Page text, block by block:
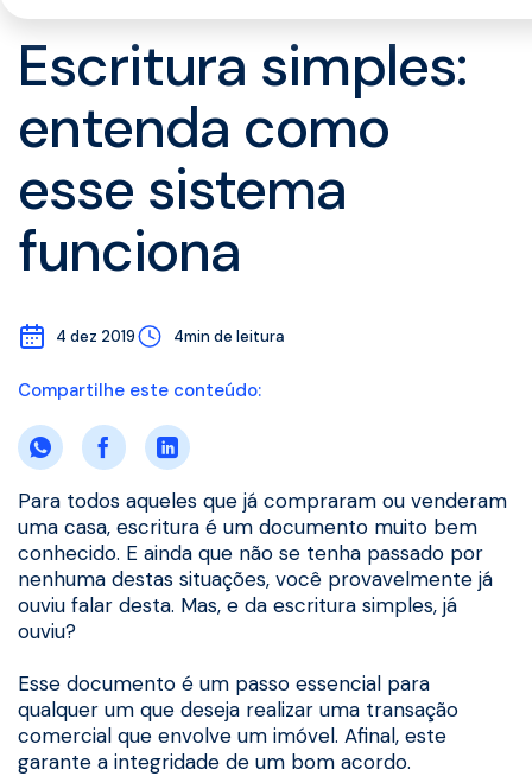
Escritura simples:
entenda como
esse sistema
funciona
4 dez 2019 4min de leitura
Para todos aqueles que já compraram ou venderam
uma casa, escritura é um documento muito bem
conhecido. E ainda que não se tenha passado por
nenhuma destas situações, você provavelmente já
ouviu falar desta. Mas, e da escritura simples, já
ouviu?
Esse documento é um passo essencial para
qualquer um que deseja realizar uma transação
comercial que envolve um imóvel. Afinal, este
garante a integridade de um bom acordo.
Compartilhe este conteúdo: